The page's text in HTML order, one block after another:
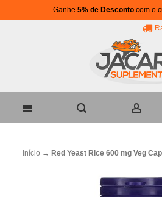
Ganhe 5% de Desconto com o
Início → Red Yeast Rice 600 mg Veg